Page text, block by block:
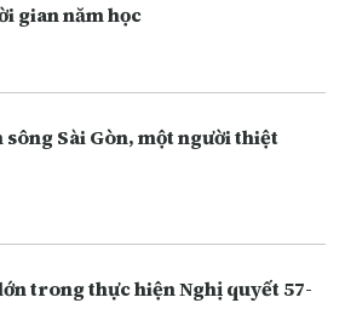
gian năm học
sông Sài Gòn, một người thiệt
trong thực hiện Nghị quyết 57-